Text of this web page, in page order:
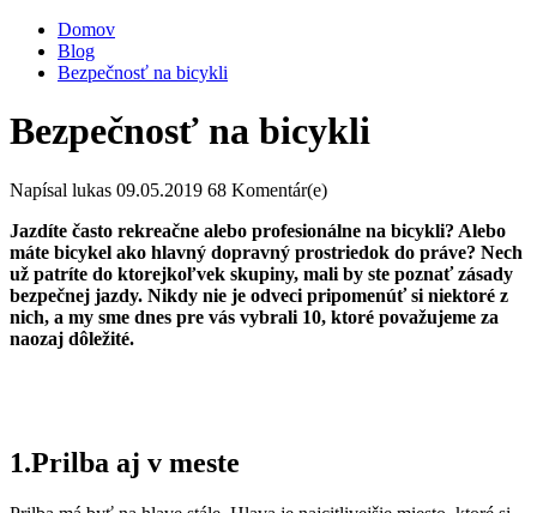
Domov
Blog
Bezpečnosť na bicykli
Bezpečnosť na bicykli
Napísal lukas 09.05.2019 68 Komentár(e)
Jazdíte často rekreačne alebo profesionálne na bicykli? Alebo
máte bicykel ako hlavný dopravný prostriedok do práve? Nech
už patríte do ktorejkoľvek skupiny, mali by ste poznať zásady
bezpečnej jazdy. Nikdy nie je odveci pripomenúť si niektoré z
nich, a my sme dnes pre vás vybrali 10, ktoré považujeme za
naozaj dôležité.
1.Prilba aj v meste